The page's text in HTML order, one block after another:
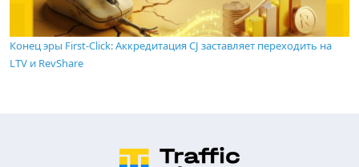
Конец эры First-Click: Аккредитация CJ заставляет переходить на
LTV и RevShare